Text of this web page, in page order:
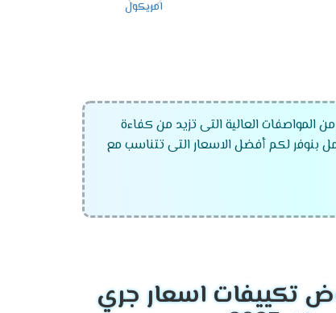
المواصفات العالية التى تزيد من كفاءة
بنوفر لكم أفضل الاسعار التى تتناسب مع
تكييفات اسعار جري